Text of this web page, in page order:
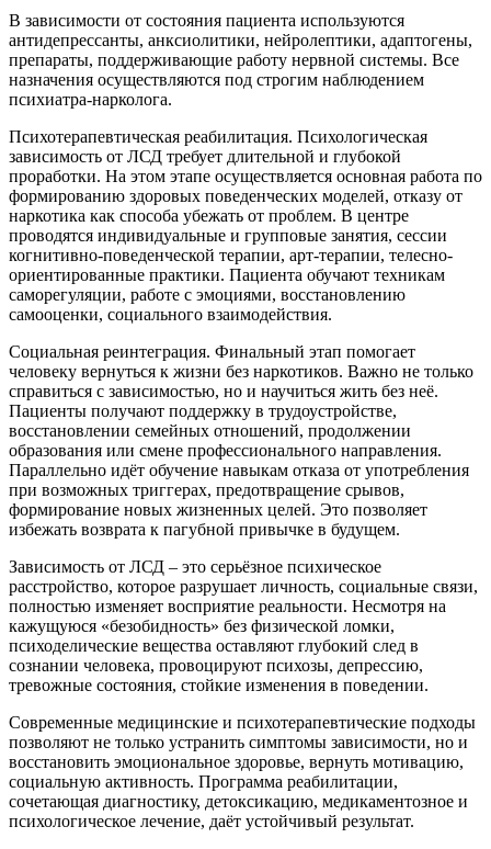
В зависимости от состояния пациента используются
антидепрессанты, анксиолитики, нейролептики, адаптогены,
препараты, поддерживающие работу нервной системы. Все
назначения осуществляются под строгим наблюдением
психиатра-нарколога.
Психотерапевтическая реабилитация. Психологическая
зависимость от ЛСД требует длительной и глубокой
проработки. На этом этапе осуществляется основная работа по
формированию здоровых поведенческих моделей, отказу от
наркотика как способа убежать от проблем. В центре
проводятся индивидуальные и групповые занятия, сессии
когнитивно-поведенческой терапии, арт-терапии, телесно-
ориентированные практики. Пациента обучают техникам
саморегуляции, работе с эмоциями, восстановлению
самооценки, социального взаимодействия.
Социальная реинтеграция. Финальный этап помогает
человеку вернуться к жизни без наркотиков. Важно не только
справиться с зависимостью, но и научиться жить без неё.
Пациенты получают поддержку в трудоустройстве,
восстановлении семейных отношений, продолжении
образования или смене профессионального направления.
Параллельно идёт обучение навыкам отказа от употребления
при возможных триггерах, предотвращение срывов,
формирование новых жизненных целей. Это позволяет
избежать возврата к пагубной привычке в будущем.
Зависимость от ЛСД – это серьёзное психическое
расстройство, которое разрушает личность, социальные связи,
полностью изменяет восприятие реальности. Несмотря на
кажущуюся «безобидность» без физической ломки,
психоделические вещества оставляют глубокий след в
сознании человека, провоцируют психозы, депрессию,
тревожные состояния, стойкие изменения в поведении.
Современные медицинские и психотерапевтические подходы
позволяют не только устранить симптомы зависимости, но и
восстановить эмоциональное здоровье, вернуть мотивацию,
социальную активность. Программа реабилитации,
сочетающая диагностику, детоксикацию, медикаментозное и
психологическое лечение, даёт устойчивый результат.